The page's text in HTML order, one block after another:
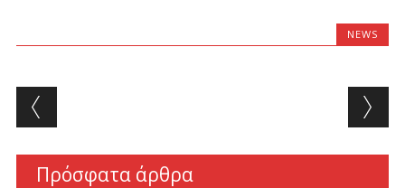
NEWS
Post navigation
Πρόσφατα άρθρα